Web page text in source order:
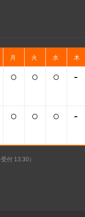
月 火 水 木
○ ○ ○ -
○ ○ ○ -
付 13:30）